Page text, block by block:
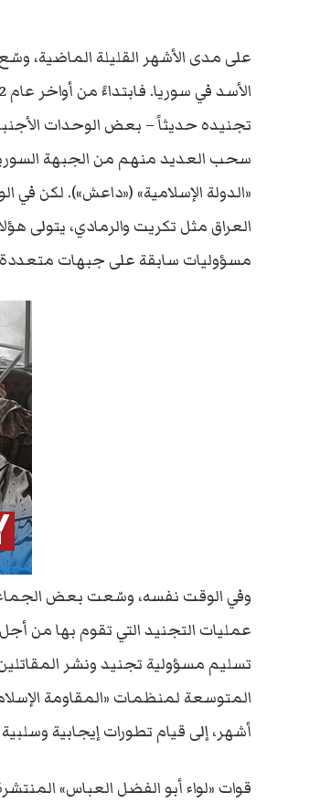
على مدى الأشهر القليلة الماضية،
سحب العديد منهم من الجبهة
«الدولة الإسلامية» («داعش»). لكن في
العراق مثل تكريت والرمادي، يتولى
مسؤوليات سابقة على جبهات متعددة
وفي الوقت نفسه، وسّعت بعض الجماعات
عمليات التجنيد التي تقوم بها من
تسليم مسؤولية تجنيد ونشر
المتوسعة لمنظمات «المقاومة
أشهر، إلى قيام تطورات إيجابية
قوات «لواء أبو الفضل العباس»